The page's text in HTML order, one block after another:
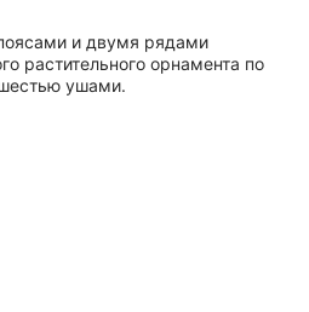
и двумя рядами
растительного орнамента по
ушами.